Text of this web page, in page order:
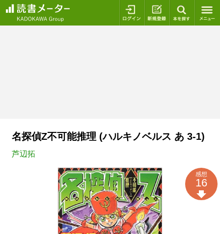
ログイン 新規登録
名探偵Z不可能推理 (ハルキノベルス あ 3-1)
芦辺拓
感想
16